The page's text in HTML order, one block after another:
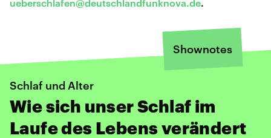
ueberschlafen@deutschlandfunknova.de.
Shownotes
Schlaf und Alter
Wie sich unser Schlaf im
Laufe des Lebens verändert